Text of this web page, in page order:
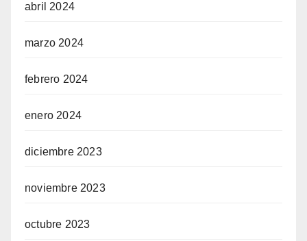
abril 2024
marzo 2024
febrero 2024
enero 2024
diciembre 2023
noviembre 2023
octubre 2023